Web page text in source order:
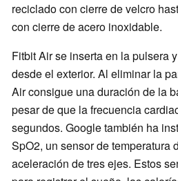
reciclado con cierre de velcro
con cierre de acero inoxidable.
Fitbit Air se inserta en la pulsera
desde el exterior. Al eliminar la
Air consigue una duración de la
pesar de que la frecuencia
segundos. Google también ha
SpO2, un sensor de temperatura
aceleración de tres ejes. Estos